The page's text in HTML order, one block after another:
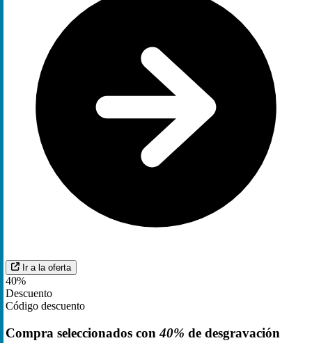
Ir a la oferta
40%
Descuento
Código descuento
Compra seleccionados con40% de desgravación